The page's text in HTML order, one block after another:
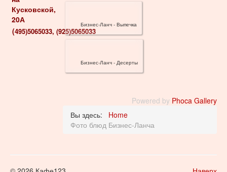
(495)5065033, (925)5065033
Бизнес-Ланч - Выпечка
Бизнес-Ланч - Десерты
Powered by Phoca Gallery
Вы здесь:
Home
Фото блюд Бизнес-Ланча